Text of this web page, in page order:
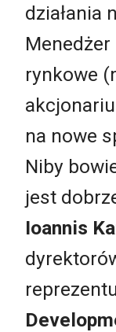
działania
rynkowe
na nowe
Niby
jest
Ioannis